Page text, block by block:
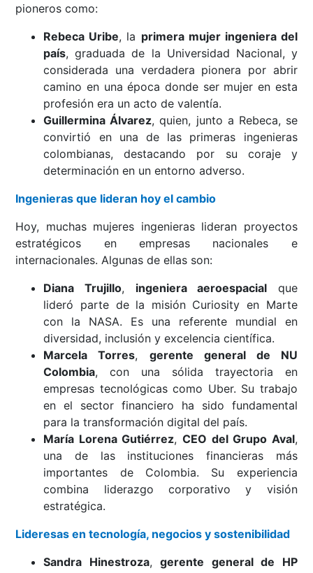
pioneros como:
Rebeca Uribe, la primera mujer ingeniera del
país, graduada de la Universidad Nacional, y
considerada una verdadera pionera por abrir
camino en una época donde ser mujer en esta
profesión era un acto de valentía.
Guillermina Álvarez, quien, junto a Rebeca, se
convirtió en una de las primeras ingenieras
colombianas, destacando por su coraje y
determinación en un entorno adverso.
Ingenieras que lideran hoy el cambio
Hoy, muchas mujeres ingenieras lideran proyectos
estratégicos en empresas nacionales e
internacionales. Algunas de ellas son:
Diana Trujillo, ingeniera aeroespacial que
lideró parte de la misión Curiosity en Marte
con la NASA. Es una referente mundial en
diversidad, inclusión y excelencia científica.
Marcela Torres, gerente general de NU
Colombia, con una sólida trayectoria en
empresas tecnológicas como Uber. Su trabajo
en el sector financiero ha sido fundamental
para la transformación digital del país.
María Lorena Gutiérrez, CEO del Grupo Aval,
una de las instituciones financieras más
importantes de Colombia. Su experiencia
combina liderazgo corporativo y visión
estratégica.
Lideresas en tecnología, negocios y sostenibilidad
Sandra Hinestroza,gerente general de HP